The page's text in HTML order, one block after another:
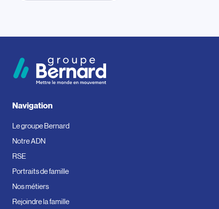
Navigation
Le groupe Bernard
Notre ADN
RSE
Portraits de famille
Nos métiers
Rejoindre la famille